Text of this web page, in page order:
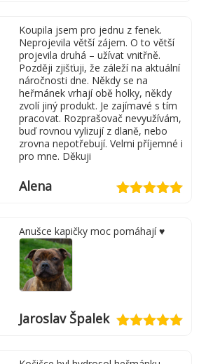
Koupila jsem pro jednu z fenek.
Neprojevila větší zájem. O to větší
projevila druhá – užívat vnitřně.
Později zjišťuji, že záleží na aktuální
náročnosti dne. Někdy se na
heřmánek vrhají obě holky, někdy
zvolí jiný produkt. Je zajímavé s tím
pracovat. Rozprašovač nevyužívám,
buď rovnou vylizují z dlaně, nebo
zrovna nepotřebují. Velmi příjemné i
pro mne. Děkuji
Alena
Anušce kapičky moc pomáhají ♥️
Jaroslav Špalek